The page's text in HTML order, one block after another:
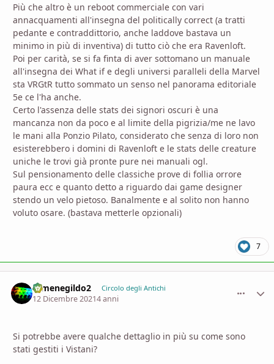
Più che altro è un reboot commerciale con vari
annacquamenti all'insegna del politically correct (a tratti
pedante e contraddittorio, anche laddove bastava un
minimo in più di inventiva) di tutto ciò che era Ravenloft.
Poi per carità, se si fa finta di aver sottomano un manuale
all'insegna dei What if e degli universi paralleli della Marvel
sta VRGtR tutto sommato un senso nel panorama editoriale
5e ce l'ha anche.
Certo l'assenza delle stats dei signori oscuri è una
mancanza non da poco e al limite della pigrizia/me ne lavo
le mani alla Ponzio Pilato, considerato che senza di loro non
esisterebbero i domini di Ravenloft e le stats delle creature
uniche le trovi già pronte pure nei manuali ogl.
Sul pensionamento delle classiche prove di follia orrore
paura ecc e quanto detto a riguardo dai game designer
stendo un velo pietoso. Banalmente e al solito non hanno
voluto osare. (bastava metterle opzionali)
7
Ermenegildo2 Circolo degli Antichi
12 Dicembre 20214 anni
Si potrebbe avere qualche dettaglio in più su come sono
stati gestiti i Vistani?